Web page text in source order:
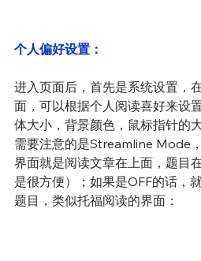
个人偏好设置：
进入页面后，首先是系统设置，
面，可以根据个人阅读喜好来设
体大小，背景颜色，鼠标指针的
需要注意的是Streamline Mode
界面就是阅读文章在上面，题目
是很方便）；如果是OFF的话，
题目，类似托福阅读的界面：